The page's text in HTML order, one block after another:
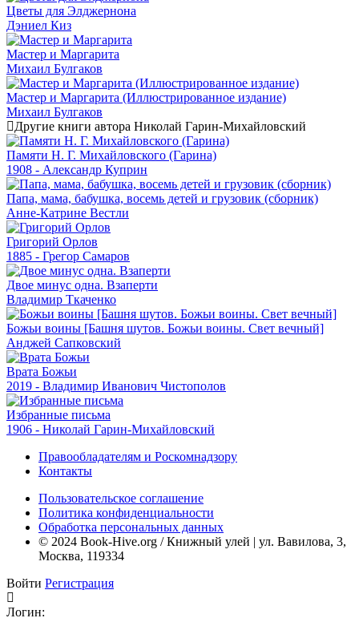
Цветы для Элджернона
Дэниел Киз
Мастер и Маргарита
Михаил Булгаков
Мастер и Маргарита (Иллюстрированное издание)
Михаил Булгаков
Другие книги автора Николай Гарин-Михайловский
Памяти Н. Г. Михайловского (Гарина)
1908 - Александр Куприн
Папа, мама, бабушка, восемь детей и грузовик (сборник)
Анне-Катрине Вестли
Григорий Орлов
1885 - Грегор Самаров
Двое минус одна. Взаперти
Владимир Ткаченко
Божьи воины [Башня шутов. Божьи воины. Свет вечный]
Анджей Сапковский
Врата Божьи
2019 - Владимир Иванович Чистополов
Избранные письма
1906 - Николай Гарин-Михайловский
Правообладателям и Роскомнадзору
Контакты
Пользовательское соглашение
Политика конфиденциальности
Обработка персональных данных
© 2024 Book-Hive.org / Книжный улей | ул. Вавилова, 3,
Москва, 119334
Войти Регистрация
Логин: